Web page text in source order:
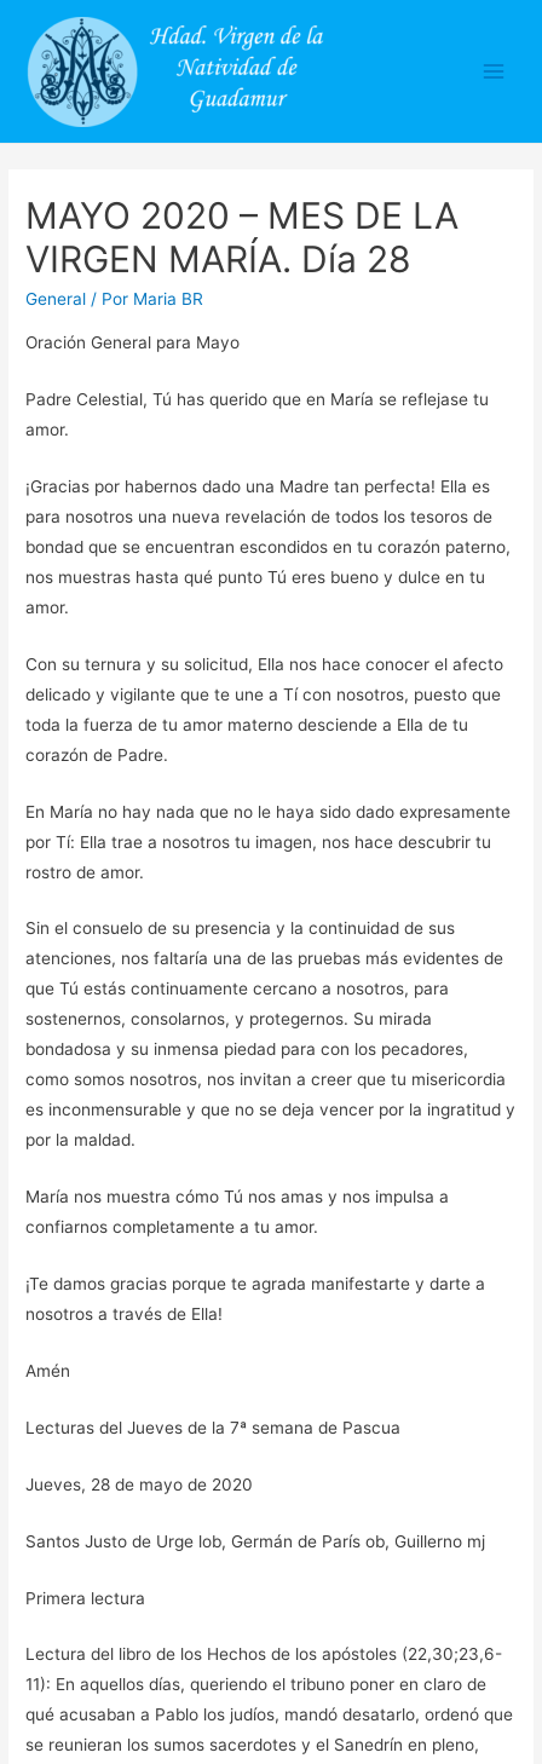
MAYO 2020 – MES DE LA
VIRGEN MARÍA. Día 28
General / Por Maria BR
Oración General para Mayo
Padre Celestial, Tú has querido que en María se reflejase tu
amor.
¡Gracias por habernos dado una Madre tan perfecta! Ella es
para nosotros una nueva revelación de todos los tesoros de
bondad que se encuentran escondidos en tu corazón paterno,
nos muestras hasta qué punto Tú eres bueno y dulce en tu
amor.
Con su ternura y su solicitud, Ella nos hace conocer el afecto
delicado y vigilante que te une a Tí con nosotros, puesto que
toda la fuerza de tu amor materno desciende a Ella de tu
corazón de Padre.
En María no hay nada que no le haya sido dado expresamente
por Tí: Ella trae a nosotros tu imagen, nos hace descubrir tu
rostro de amor.
Sin el consuelo de su presencia y la continuidad de sus
atenciones, nos faltaría una de las pruebas más evidentes de
que Tú estás continuamente cercano a nosotros, para
sostenernos, consolarnos, y protegernos. Su mirada
bondadosa y su inmensa piedad para con los pecadores,
como somos nosotros, nos invitan a creer que tu misericordia
es inconmensurable y que no se deja vencer por la ingratitud y
por la maldad.
María nos muestra cómo Tú nos amas y nos impulsa a
confiarnos completamente a tu amor.
¡Te damos gracias porque te agrada manifestarte y darte a
nosotros a través de Ella!
Amén
Lecturas del Jueves de la 7ª semana de Pascua
Jueves, 28 de mayo de 2020
Santos Justo de Urge lob, Germán de París ob, Guillerno mj
Primera lectura
Lectura del libro de los Hechos de los apóstoles (22,30;23,6-
11): En aquellos días, queriendo el tribuno poner en claro de
qué acusaban a Pablo los judíos, mandó desatarlo, ordenó que
se reunieran los sumos sacerdotes y el Sanedrín en pleno,